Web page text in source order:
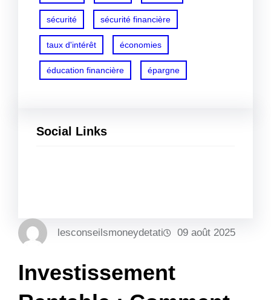
sécurité sécurité financière
taux d'intérêt économies
éducation financière épargne
Social Links
lesconseilsmoneydetati 09 août 2025
Investissement